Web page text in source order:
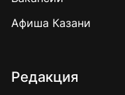
Афиша Казани
Редакция